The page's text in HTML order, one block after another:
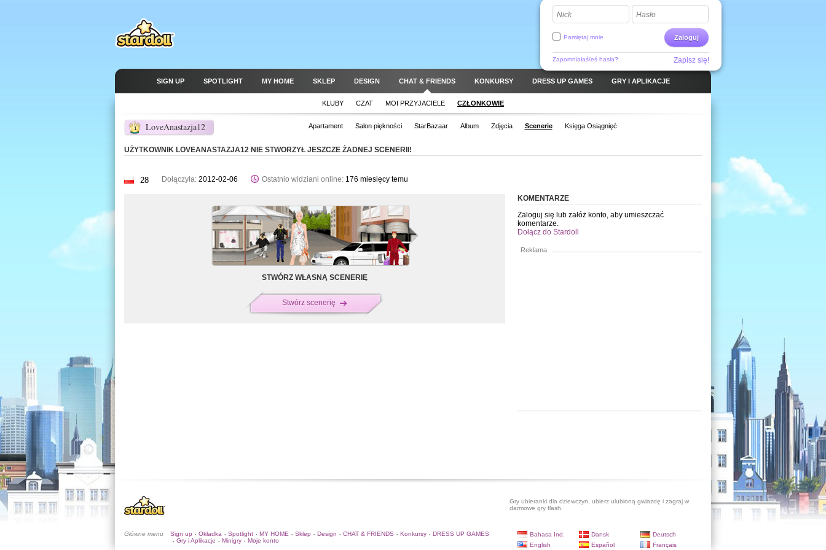
Nick Hasło
Zaloguj
Pamiętaj mnie
Zapomniałaś/eś hasła? Zapisz się!
SIGN UP SPOTLIGHT MY HOME SKLEP DESIGN CHAT & FRIENDS KONKURSY DRESS UP GAMES GRY I APLIKACJE
KLUBY CZAT MOI PRZYJACIELE CZŁONKOWIE
LoveAnastazja12
1 Apartament Salon piękności StarBazaar Album Zdjęcia Scenerie Księga Osiągnięć
UŻYTKOWNIK LOVEANASTAZJA12 NIE STWORZYŁ JESZCZE ŻADNEJ SCENERII!
28 Dołączyła: 2012-02-06 Ostatnio widziani online: 176 miesięcy temu
STWÓRZ WŁASNĄ SCENERIĘ
Stwórz scenerię
KOMENTARZE
Zaloguj się lub załóż konto, aby umieszczać
komentarze.
Dołącz do Stardoll
Reklama
Gry ubieranki dla dziewczyn, ubierz ulubioną gwiazdę i zagraj w
darmowe gry flash.
Główne menu Sign up • Okładka • Spotlight • MY HOME • Sklep • Design • CHAT & FRIENDS • Konkursy • DRESS UP GAMES
• Gry i Aplikacje • Minigry • Moje konto
Bahasa Ind. Dansk
Deutsch
English
Español Français